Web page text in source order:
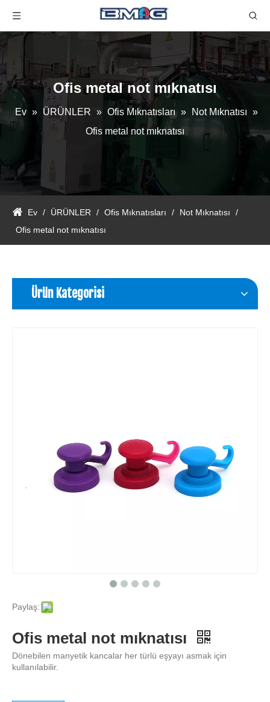
Ofis metal not mıknatısı
Ev » ÜRÜNLER » Ofis Mıknatısları » Not Mıknatısı »
Ofis metal not mıknatısı
Ev / ÜRÜNLER / Ofis Mıknatısları / Not Mıknatısı
/
Ofis metal not mıknatısı
Ürün Kategorisi
Paylaş:
Ofis metal not mıknatısı
Dönebilen manyetik kancalar her türlü eşyayı asmak için
kullanılabilir.